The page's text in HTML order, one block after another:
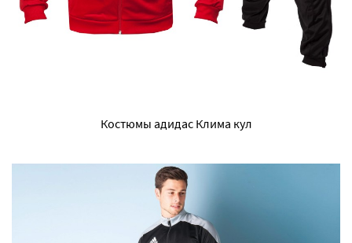
Костюмы адидас Клима кул